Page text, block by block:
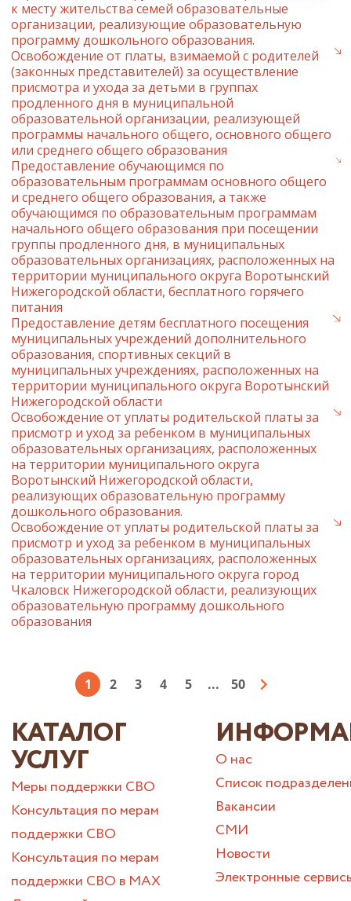
к месту жительства семей образовательные
организации, реализующие образовательную
программу дошкольного образования.
Освобождение от платы, взимаемой с родителей
(законных представителей) за осуществление
присмотра и ухода за детьми в группах
продленного дня в муниципальной
образовательной организации, реализующей
программы начального общего, основного общего
или среднего общего образования
Предоставление обучающимся по
образовательным программам основного общего
и среднего общего образования, а также
обучающимся по образовательным программам
начального общего образования при посещении
группы продленного дня, в муниципальных
образовательных организациях, расположенных на
территории муниципального округа Воротынский
Нижегородской области, бесплатного горячего
питания
Предоставление детям бесплатного посещения
муниципальных учреждений дополнительного
образования, спортивных секций в
муниципальных учреждениях, расположенных на
территории муниципального округа Воротынский
Нижегородской области
Освобождение от уплаты родительской платы за
присмотр и уход за ребенком в муниципальных
образовательных организациях, расположенных
на территории муниципального округа
Воротынский Нижегородской области,
реализующих образовательную программу
дошкольного образования.
Освобождение от уплаты родительской платы за
присмотр и уход за ребенком в муниципальных
образовательных организациях, расположенных
на территории муниципального округа город
Чкаловск Нижегородской области, реализующих
образовательную программу дошкольного
образования
1 2 3 4 5 ... 50
КАТАЛОГ
УСЛУГ
Меры поддержки СВО
Консультация по мерам
поддержки СВО
Консультация по мерам
поддержки СВО в МАХ
О нас
Список
Вакансии
СМИ
Новости
Электронные